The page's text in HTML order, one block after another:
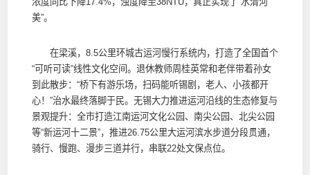
美”。
在梁溪，8.5公里环城古运河慢行系统内，打造了全国首个
“可听可读”线性文化空间。退休教师周桂英常和老伴带着孙女
到此散步：“桥下有游乐场，扫码能听锡剧，老人、小孩都开
心！”治水最终落脚于民。无锡大力推进运河沿线的生态修复与
景观提升：全市打造江南运河文化公园、南尖公园、北尖公园
等“新运河十二景”，推进26.75公里大运河滨水步道分段贯通，
骑行、慢跑、漫步三道并行，串联22处文保点位。